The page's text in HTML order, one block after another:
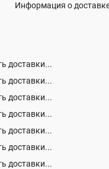
Информация о
доставки...
доставки...
доставки...
доставки...
доставки...
доставки...
доставки...